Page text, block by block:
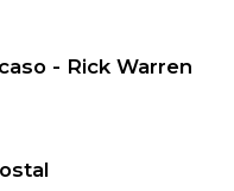
- Rick Warren